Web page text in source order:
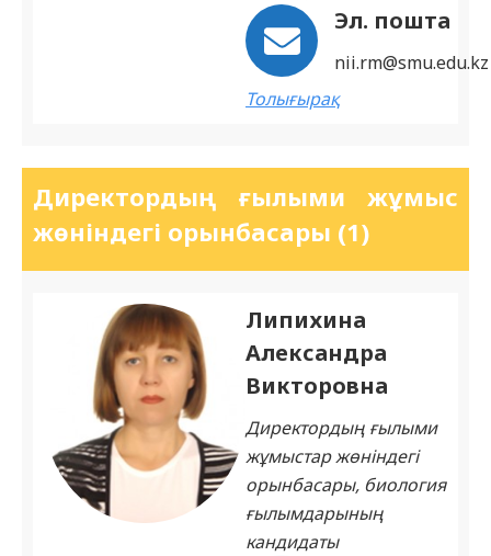
Эл. пошта
nii.rm@smu.edu.kz
Толығырақ
Директордың ғылыми жұмыс
жөніндегі орынбасары (1)
Липихина
Александра
Викторовна
Директордың ғылыми
жұмыстар жөніндегі
орынбасары, биология
ғылымдарының
кандидаты